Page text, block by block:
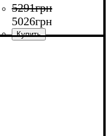
5291грн
5026грн